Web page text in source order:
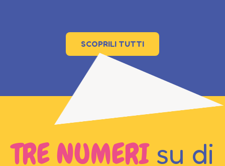
SCOPRILI TUTTI
TRE NUMERIsu di